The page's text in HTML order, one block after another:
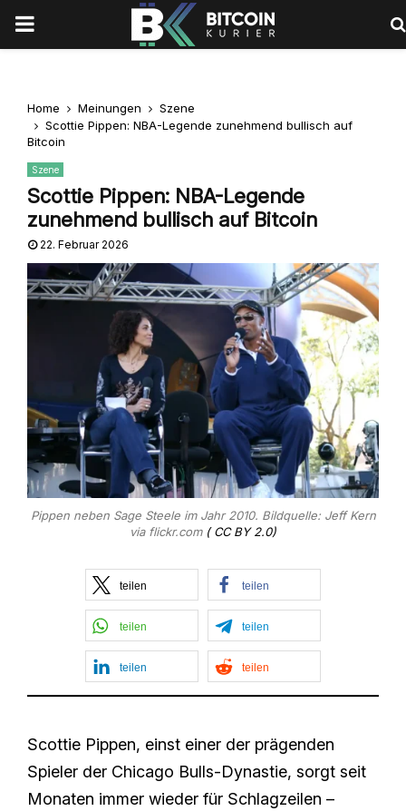
PRIMARY
Home Meinungen
Szene
Scottie Pippen: NBA-Legende zunehmend bullisch auf
Bitcoin
Szene
Scottie Pippen: NBA-Legende
zunehmend bullisch auf Bitcoin
22. Februar 2026
Pippen neben Sage Steele im Jahr 2010. Bildquelle: Jeff Kern
via flickr.com ( CC BY 2.0)
teilen teilen
teilen teilen
teilen teilen
Scottie Pippen, einst einer der prägenden
Spieler der Chicago Bulls‑Dynastie, sorgt seit
Monaten immer wieder für Schlagzeilen –